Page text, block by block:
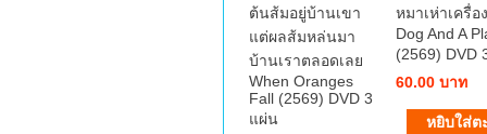
ต้นส้มอยู่บ้านเขา
แต่ผลส้มหล่นมา
บ้านเราตลอดเลย
When Oranges
Fall (2569) DVD 3
แผ่น
หมาเห่าเครื่อ
Dog And A
(2569) DVD
60.00 บาท